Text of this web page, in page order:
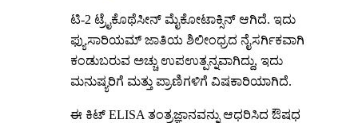
ಟಿ-2 ಟ್ರೈಕೊಥೆಸೀನ್ ಮೈಕೋಟಾಕ್ಸಿನ್ ಆಗಿದೆ. ಇದು
ಫ್ಯುಸಾರಿಯಮ್ ಜಾತಿಯ ಶಿಲೀಂಧ್ರದ ನೈಸರ್ಗಿಕವಾಗಿ
ಕಂಡುಬರುವ ಅಚ್ಚು ಉಪಉತ್ಪನ್ನವಾಗಿದ್ದು, ಇದು
ಮನುಷ್ಯರಿಗೆ ಮತ್ತು ಪ್ರಾಣಿಗಳಿಗೆ ವಿಷಕಾರಿಯಾಗಿದೆ.
ಈ ಕಿಟ್ ELISA ತಂತ್ರಜ್ಞಾನವನ್ನು ಆಧರಿಸಿದ ಔಷಧ